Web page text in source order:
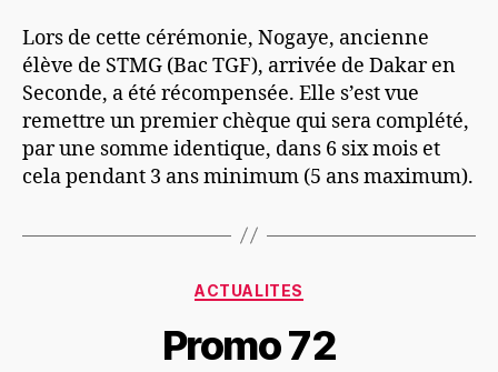
Lors de cette cérémonie, Nogaye, ancienne
élève de STMG (Bac TGF), arrivée de Dakar en
Seconde, a été récompensée. Elle s’est vue
remettre un premier chèque qui sera complété,
par une somme identique, dans 6 six mois et
cela pendant 3 ans minimum (5 ans maximum).
ACTUALITES
Promo 72